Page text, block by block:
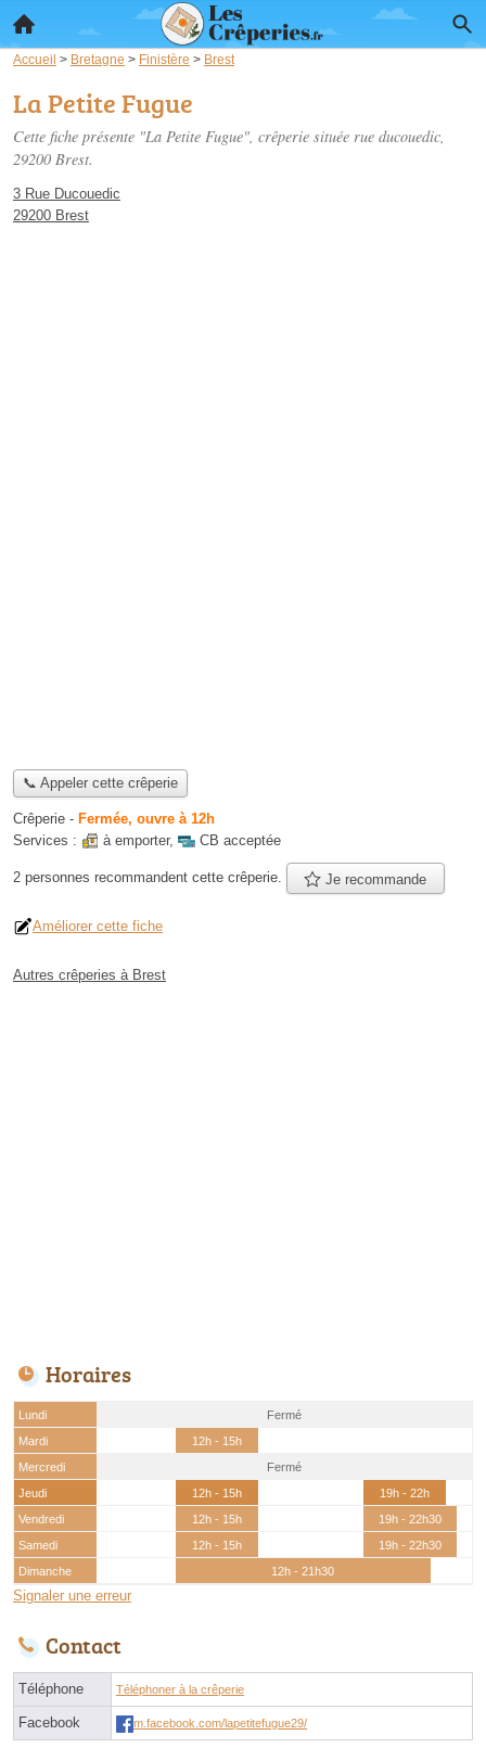
Accueil > Bretagne > Finistère > Brest
La Petite Fugue
Cette fiche présente "La Petite Fugue", crêperie située rue ducouedic,
29200 Brest.
3 Rue Ducouedic
29200 Brest
📞 Appeler cette crêperie
Crêperie - Fermée, ouvre à 12h
Services :
à emporter, CB acceptée
2 personnes recommandent cette crêperie. Je recommande
Améliorer cette fiche
Autres crêperies à Brest
Horaires
Lundi
Fermé
Mardi
12h - 15h
Mercredi
Fermé
Jeudi
12h - 15h
19h - 22h
Vendredi
12h - 15h
19h - 22h30
Samedi
12h - 15h
19h - 22h30
Dimanche
12h - 21h30
Signaler une erreur
Contact
Téléphone Téléphoner à la crêperie
Facebook m.facebook.com/lapetitefugue29/